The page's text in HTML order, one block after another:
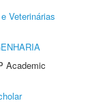
Veterinárias
Academic